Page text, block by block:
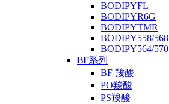
BODIPYFL
BODIPYR6G
BODIPYTMR
BODIPY558/568
BODIPY564/570
BF系列
BF 羧酸
PO羧酸
PS羧酸